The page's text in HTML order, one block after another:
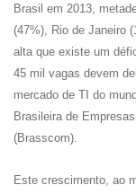
Brasil em 2013,
(47%), Rio de Janeiro
alta que existe um
45 mil vagas devem
mercado de TI do
Brasileira de
(Brasscom).
Este crescimento, ao